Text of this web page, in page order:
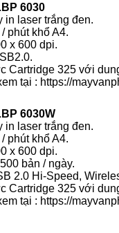
6030
in laser trắng đen.
phút khổ A4.
x 600 dpi.
Cartridge 325 với
tại : https://
6030W
in laser trắng đen.
phút khổ A4.
x 600 dpi.
bản / ngày.
2.0 Hi-Speed,
Cartridge 325 với
tại : https://